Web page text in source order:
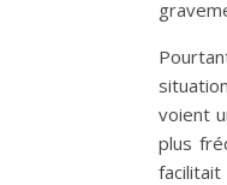
voient
plus